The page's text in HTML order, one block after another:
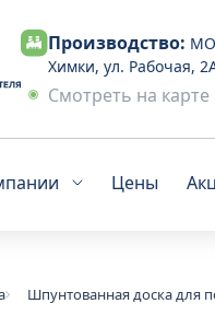
Производство:
Химки, ул. Рабочая,
Смотреть на карте
Цены
Шпунтованная доска для